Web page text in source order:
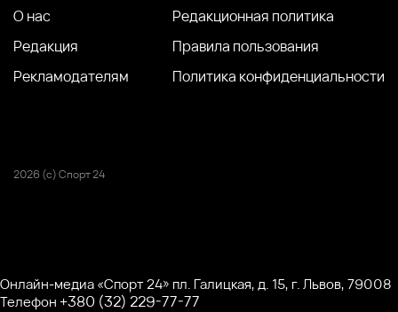
О нас
Редакция
Рекламодателям
Редакционная политика
Правила пользования
Политика конфиденциальности
2026 (с) Спорт 24
Онлайн-медиа «Спорт 24» пл. Галицкая, д. 15, г. Львов, 79008
Телефон +380 (32) 229-77-77